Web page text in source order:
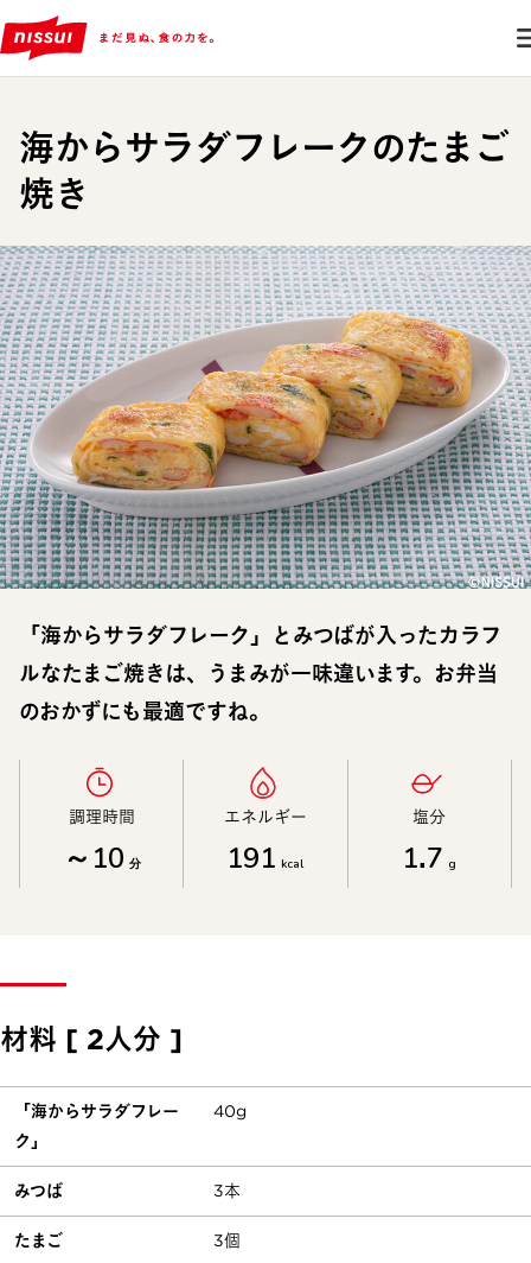
海からサラダフレークのたまご
焼き
「海からサラダフレーク」とみつばが入ったカラフ
ルなたまご焼きは、うまみが一味違います。お弁当
のおかずにも最適ですね。
調理時間​
～10 分
エネルギー​
191 kcal
塩分​
1.7 g
材料 [ 2人分 ]
「海からサラダフレー
ク」
40g
みつば 3本
たまご 3個